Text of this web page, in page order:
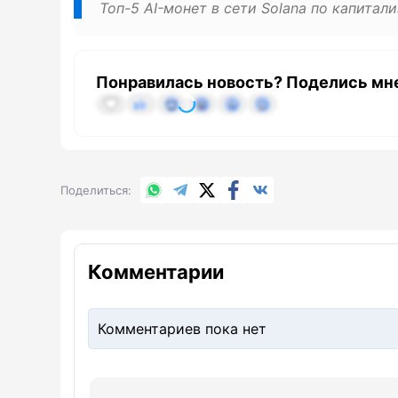
Топ-5 AI-монет в сети Solana по
Понравилась новость? Поделись
Поделиться WhatsApp
TelegramX.comFacebook
Комментарии
Комментариев пока нет